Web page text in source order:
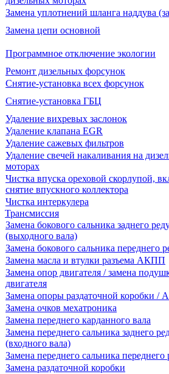
Замена уплотнений шланга наддува
Замена цепи основной
Программное отключение экологии
Ремонт дизельных форсунок
Снятие-установка всех форсунок
Снятие-установка ГБЦ
Удаление вихревых заслонок
Удаление клапана EGR
Удаление сажевых фильтров
Удаление свечей накаливания на
моторах
Чистка впуска ореховой скорлупой,
снятие впускного коллектора
Чистка интеркулера
Трансмиссия
Замена бокового сальника заднего
(выходного вала)
Замена бокового сальника переднего
Замена масла и втулки разъема АКПП
Замена опор двигателя / замена
двигателя
Замена опоры раздаточной коробки /
Замена очков мехатроника
Замена переднего карданного вала
Замена переднего сальника заднего
(входного вала)
Замена переднего сальника переднего
Замена раздаточной коробки